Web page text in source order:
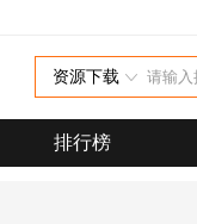
资源下载
排行榜